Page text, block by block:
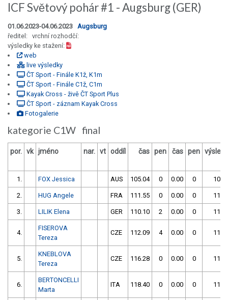
ICF Světový pohár #1 - Augsburg (GER)
01.06.2023-04.06.2023 Augsburg
ředitel: vrchní rozhodčí:
výsledky ke stažení:
web
live výsledky
ČT Sport - Finále K1ž, K1m
ČT Sport - Finále C1ž, C1m
Kayak Cross - živě ČT Sport Plus
ČT Sport - záznam Kayak Cross
Fotogalerie
kategorie C1W final
por. vk jméno nar. vt oddíl čas pen čas pen
1. FOX Jessica AUS 105.04 0 0.00 0
2. HUG Angele FRA 111.55 0 0.00 0
3. LILIK Elena GER 110.10 2 0.00 0
4.
FISEROVA
Tereza
CZE 112.09 4 0.00 0
5.
KNEBLOVA
Tereza
CZE 116.28 0 0.00 0
6.
BERTONCELLI
Marta
ITA 118.40 0 0.00 0